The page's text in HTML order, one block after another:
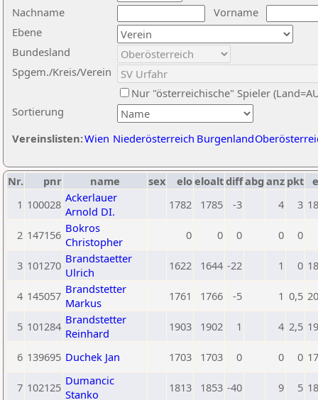
Nachname
Vorname
Ebene
Sortierung
Bundesland
Spgem./Kreis/Verein
Nur "österreichische" Spieler
Vereinslisten:Wien Niederösterreich Burgenland
Nr. pnr name sex eloeloaltdiffabg anz pkt
1 100028 Ackerlauer
Arnold DI.
1782 1785 -3 4 3
2 147156 Bokros
Christopher
0 0 0 0 0
3 101270 Brandstaetter
Ulrich
1622 1644 -22 1 0
4 145057 Brandstetter
Markus
1761 1766 -5 1 0,5
5 101284 Brandstetter
Reinhard
1903 1902 1 4 2,5
6 139695 Duchek Jan 1703 1703 0 0 0
7 102125 Dumancic
Stanko
1813 1853 -40 9 5